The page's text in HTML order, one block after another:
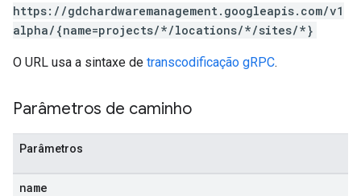
https://gdchardwaremanagement.googleapis.com/v1
alpha/{name=projects/*/locations/*/sites/*}
O URL usa a sintaxe de transcodificação gRPC.
Parâmetros de caminho
Parâmetros
name